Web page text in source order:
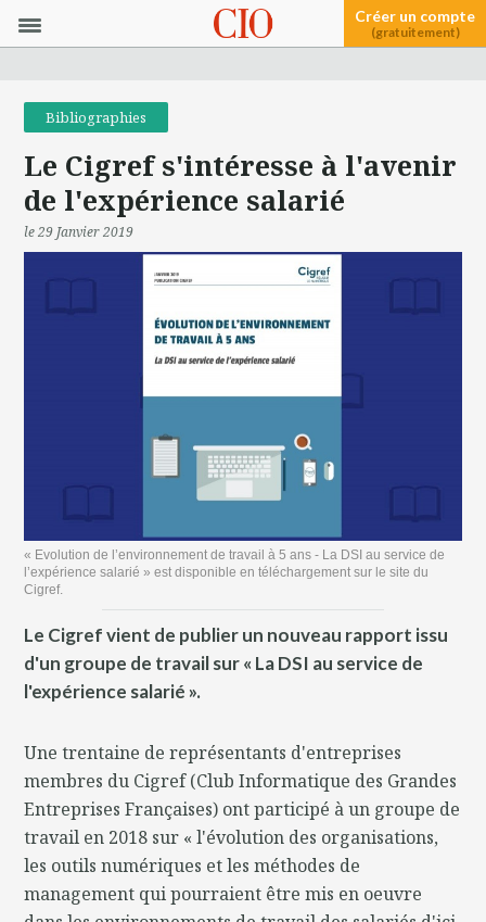
Créer un compte
(gratuitement)
Bibliographies
Le Cigref s'intéresse à l'avenir
de l'expérience salarié
le 29 Janvier 2019
« Evolution de l’environnement de travail à 5 ans - La DSI au service de
l’expérience salarié » est disponible en téléchargement sur le site du
Cigref.
Le Cigref vient de publier un nouveau rapport issu
d'un groupe de travail sur « La DSI au service de
l'expérience salarié ».
Une trentaine de représentants d'entreprises
membres du Cigref (Club Informatique des Grandes
Entreprises Françaises) ont participé à un groupe de
travail en 2018 sur « l'évolution des organisations,
les outils numériques et les méthodes de
management qui pourraient être mis en oeuvre